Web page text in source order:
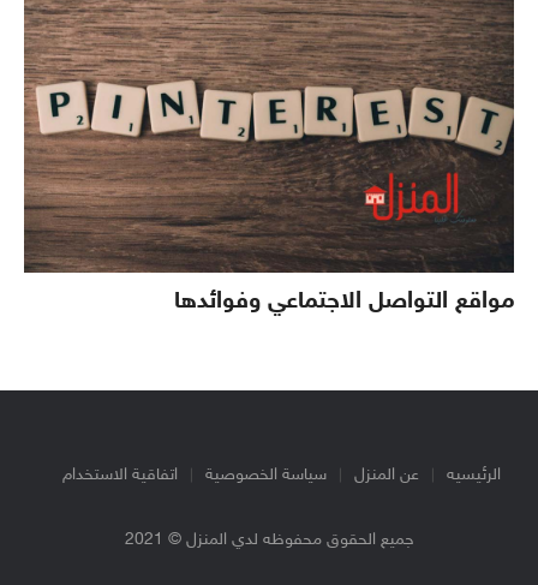
مواقع التواصل الاجتماعي وفوائدها
الرئيسيه عن المنزل سياسة الخصوصية اتفاقية الاستخدام
جميع الحقوق محفوظه لدي المنزل © 2021